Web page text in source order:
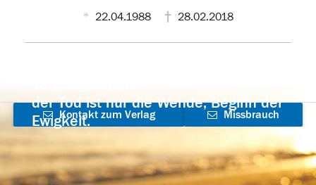
22.04.1988 28.02.2018
der Tod ist nur die Wende, Beginn der
Ewigkeit.
Kontakt zum Verlag
aufnehmen
Missbrauch